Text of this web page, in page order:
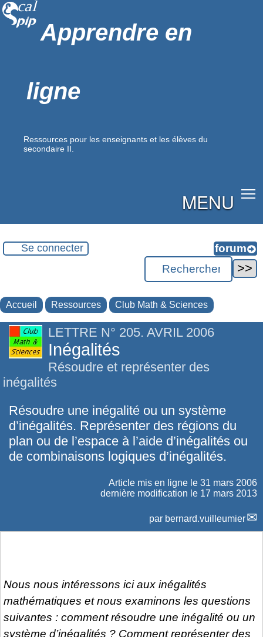
Apprendre en
ligne
Ressources pour les enseignants et les élèves du
secondaire II.
MENU
Se connecter
Accueil Ressources Club Math & Sciences
LETTRE N° 205. AVRIL 2006
Inégalités
Résoudre et représenter des
inégalités
Résoudre une inégalité ou un système
d’inégalités. Représenter des régions du
plan ou de l’espace à l’aide d’inégalités ou
de combinaisons logiques d’inégalités.
Article mis en ligne le 31 mars 2006
dernière modification le 17 mars 2013
par bernard.vuilleumier
Nous nous intéressons ici aux inégalités
mathématiques et nous examinons les questions
suivantes : comment résoudre une inégalité ou un
système d’inégalités ? Comment représenter des